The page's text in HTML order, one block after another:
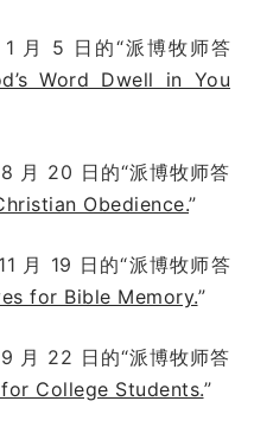
月 5 日的“派博牧师答
Word Dwell in You
月 20 日的“派博牧师答
Obedience.”
月 19 日的“派博牧师答
for Bible Memory.”
月 22 日的“派博牧师答
College Students.”